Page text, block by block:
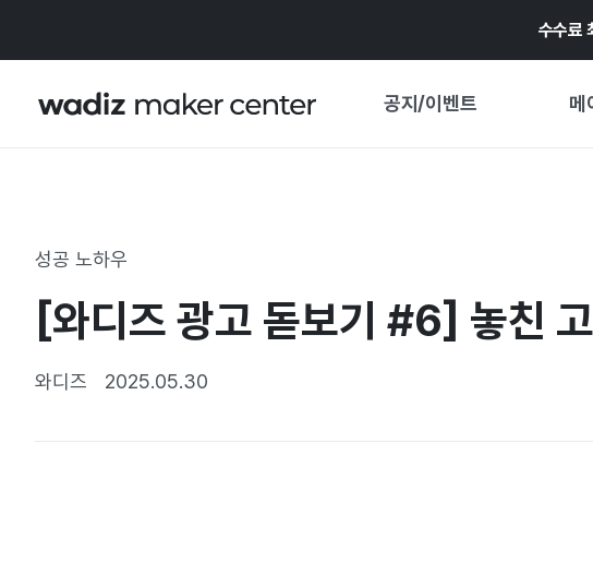
수수료
공지/이벤트 메
기획전 캘린더
와디
성공 노하우
[와디즈 광고 돋보기 #6] 놓친
와디즈 2025.05.30